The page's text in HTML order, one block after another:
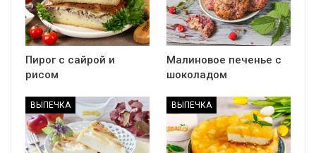
Пирог с сайрой и
рисом
Малиновое печенье с
шоколадом
ВЫПЕЧКА ВЫПЕЧКА